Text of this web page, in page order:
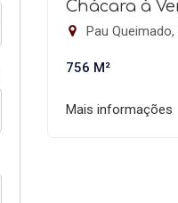
Chácara à
Pau
756 M²
Mais informações